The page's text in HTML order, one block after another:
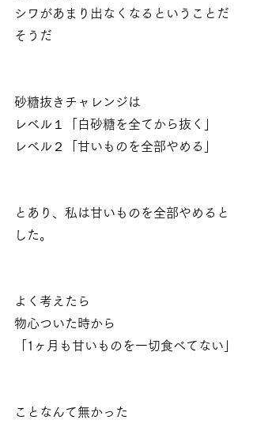
シワがあまり出なくなるということだ
そうだ
砂糖抜きチャレンジは
レベル１「白砂糖を全てから抜く」
レベル２「甘いものを全部やめる」
とあり、私は甘いものを全部やめると
した。
よく考えたら
物心ついた時から
「1ヶ月も甘いものを一切食べてない」
ことなんて無かった